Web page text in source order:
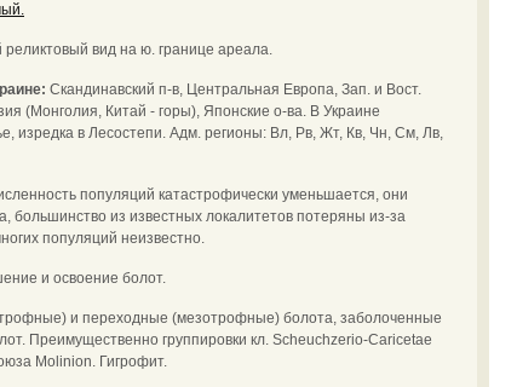
вид на ю. границе ареала.
Скандинавский п-в, Центральная Европа, Зап. и Вост.
(Монголия, Китай - горы), Японские о-ва. В Украине
изредка в Лесостепи. Адм. регионы: Вл, Рв, Жт, Кв, Чн, См, Лв,
популяций катастрофически уменьшается, они
большинство из известных локалитетов потеряны из-за
популяций неизвестно.
и освоение болот.
и переходные (мезотрофные) болота, заболоченные
Преимущественно группировки кл. Scheuchzerio-Caricetae
Molinion. Гигрофит.